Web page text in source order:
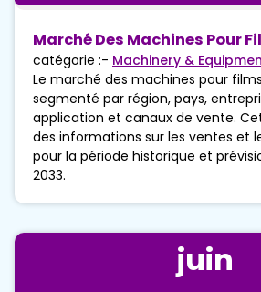
Marché Des Machines Pour
catégorie :- Machinery &
Le marché des machines pour
segmenté par région, pays,
application et canaux de vente.
des informations sur les ventes et
pour la période historique et
2033.
juin